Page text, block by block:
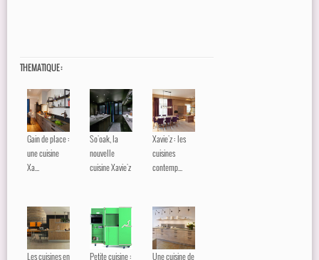
THEMATIQUE :
Gain de place :
une cuisine
Xa...
So'oak, la
nouvelle
cuisine Xavie'z
Xavie'z : les
cuisines
contemp...
Les cuisines en
Petite cuisine :
Une cuisine de